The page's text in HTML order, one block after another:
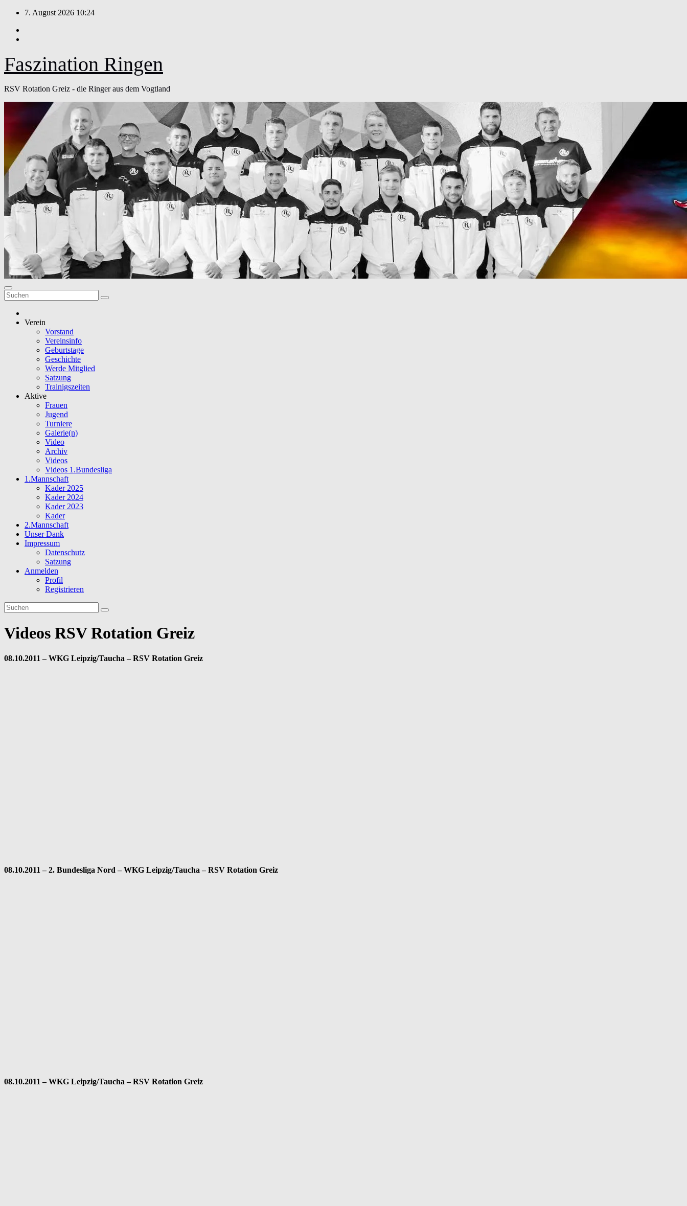
Zum
springen
7. August 2026 10:24
Faszination Ringen
RSV Rotation Greiz - die Ringer aus dem Vogtland
Verein
Vorstand
Vereinsinfo
Geburtstage
Geschichte
Werde Mitglied
Satzung
Trainigszeiten
Aktive
Frauen
Jugend
Turniere
Galerie(n)
Video
Archiv
Videos
Videos 1.Bundesliga
1.Mannschaft
Kader 2025
Kader 2024
Kader 2023
Kader
2.Mannschaft
Unser Dank
Impressum
Datenschutz
Satzung
Anmelden
Profil
Registrieren
Videos RSV Rotation Greiz
08.10.2011 – WKG Leipzig/Taucha – RSV Rotation Greiz
08.10.2011 – 2. Bundesliga Nord – WKG Leipzig/Taucha – RSV Rotation Greiz
08.10.2011 – WKG Leipzig/Taucha – RSV Rotation Greiz